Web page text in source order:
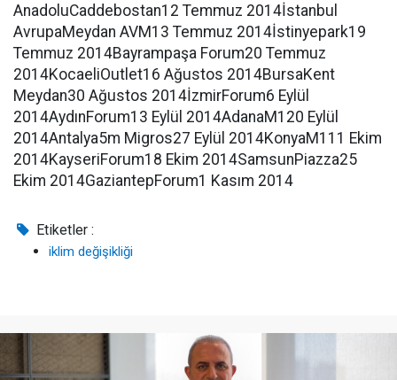
AnadoluCaddebostan12 Temmuz 2014İstanbul
AvrupaMeydan AVM13 Temmuz 2014İstinyepark19
Temmuz 2014Bayrampaşa Forum20 Temmuz
2014KocaeliOutlet16 Ağustos 2014BursaKent
Meydan30 Ağustos 2014İzmirForum6 Eylül
2014AydınForum13 Eylül 2014AdanaM120 Eylül
2014Antalya5m Migros27 Eylül 2014KonyaM111 Ekim
2014KayseriForum18 Ekim 2014SamsunPiazza25
Ekim 2014GaziantepForum1 Kasım 2014
Etiketler :
iklim değişikliği